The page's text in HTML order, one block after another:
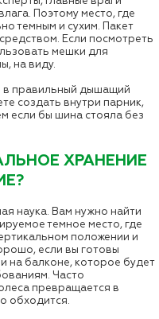
Поэтому место, где
темным и сухим. Пакет
Если посмотреть
мешки для
на виду.
в правильный дышащий
создать внутри парник,
если бы шина стояла без
ХРАНЕНИЕ
наука. Вам нужно найти
темное место, где
положении и
если вы готовы
на балконе, которое будет
Часто
превращается в
обходится.